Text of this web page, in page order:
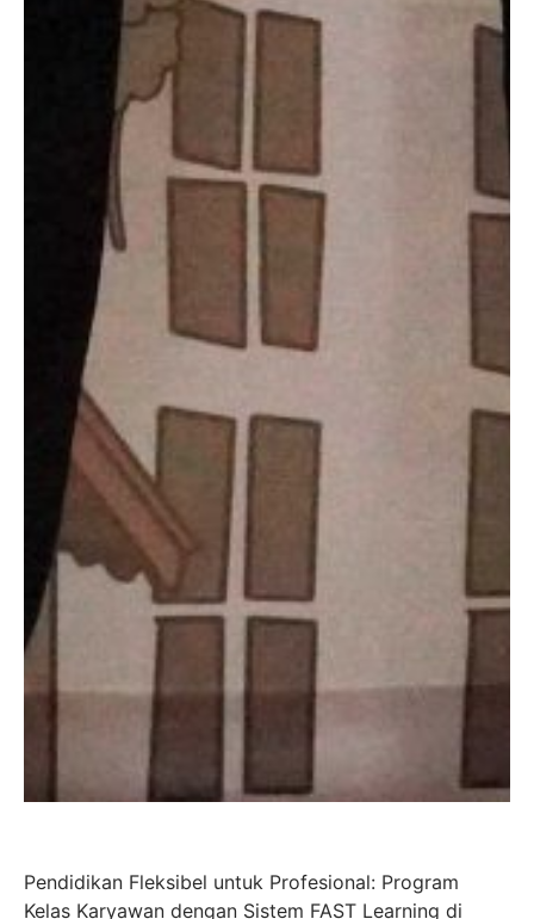
Pendidikan Fleksibel untuk Profesional: Program
Kelas Karyawan dengan Sistem FAST Learning di